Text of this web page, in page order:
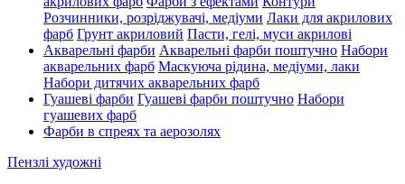
Розчинники, розріджувачі, медіуми Лаки для акрилових
фарб Грунт акриловий Пасти, гелі, муси акрилові
Акварельні фарби Акварельні фарби поштучно Набори
акварельних фарб Маскуюча рідина, медіуми, лаки
Набори дитячих акварельних фарб
Гуашеві фарби Гуашеві фарби поштучно Набори
гуашевих фарб
Фарби в спреях та аерозолях
Пензлі художні